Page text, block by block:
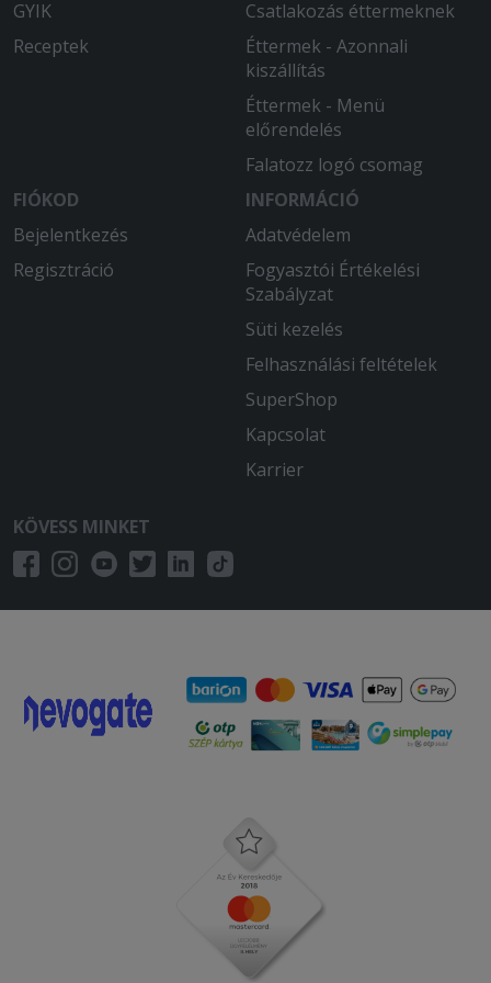
Mindíg nagyon finom a pizza és
lehetőségekhez képest gyors a
2025-11-03 - Krisztián:
Finom ételek gyors és udvarias
A pizzák finomak, kiszállítás is gyors
volt és a kiszállítás is gyors volt.
2025-07-26 - Norbert:
csalòdtunk ! A pizza isteni Ajánlom
mindenkinek!
GYIK
Receptek
Csatlakozás éttermeknek
Éttermek - Azonnali
kiszállítás
Éttermek - Menü
előrendelés
Falatozz logó csomag
FIÓKOD
Bejelentkezés
Regisztráció
INFORMÁCIÓ
Adatvédelem
Fogyasztói Értékelési
Szabályzat
Süti kezelés
Felhasználási feltételek
SuperShop
Kapcsolat
Karrier
KÖVESS MINKET